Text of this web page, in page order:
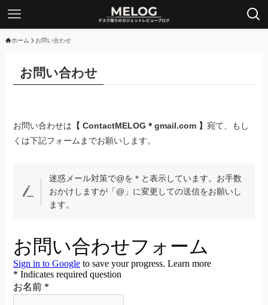
ホーム お問い合わせ
お問い合わせ
お問い合わせは 【 ContactMELOG＊gmail.com 】宛て、もし
くは下記フォームまでお願いします。
迷惑メール対策で@を＊と表示しています。お手数
おかけしますが「@」に変更しての送信をお願いし
ます。